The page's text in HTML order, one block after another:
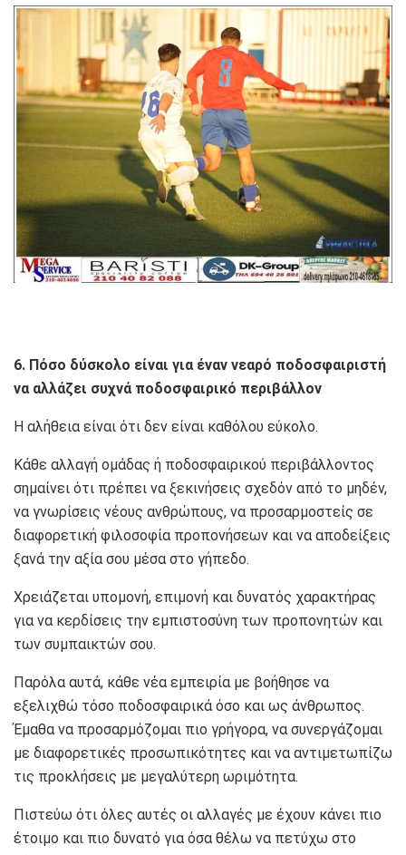
6. Πόσο δύσκολο είναι για έναν νεαρό ποδοσφαιριστή
να αλλάζει συχνά ποδοσφαιρικό περιβάλλον
Η αλήθεια είναι ότι δεν είναι καθόλου εύκολο.
Κάθε αλλαγή ομάδας ή ποδοσφαιρικού περιβάλλοντος
σημαίνει ότι πρέπει να ξεκινήσεις σχεδόν από το μηδέν,
να γνωρίσεις νέους ανθρώπους, να προσαρμοστείς σε
διαφορετική φιλοσοφία προπονήσεων και να αποδείξεις
ξανά την αξία σου μέσα στο γήπεδο.
Χρειάζεται υπομονή, επιμονή και δυνατός χαρακτήρας
για να κερδίσεις την εμπιστοσύνη των προπονητών και
των συμπαικτών σου.
Παρόλα αυτά, κάθε νέα εμπειρία με βοήθησε να
εξελιχθώ τόσο ποδοσφαιρικά όσο και ως άνθρωπος.
Έμαθα να προσαρμόζομαι πιο γρήγορα, να συνεργάζομαι
με διαφορετικές προσωπικότητες και να αντιμετωπίζω
τις προκλήσεις με μεγαλύτερη ωριμότητα.
Πιστεύω ότι όλες αυτές οι αλλαγές με έχουν κάνει πιο
έτοιμο και πιο δυνατό για όσα θέλω να πετύχω στο